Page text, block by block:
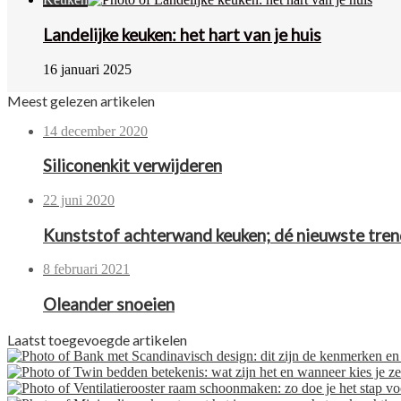
Landelijke keuken: het hart van je huis
16 januari 2025
Meest gelezen artikelen
14 december 2020
Siliconenkit verwijderen
22 juni 2020
Kunststof achterwand keuken; dé nieuwste
8 februari 2021
Oleander snoeien
Laatst toegevoegde artikelen